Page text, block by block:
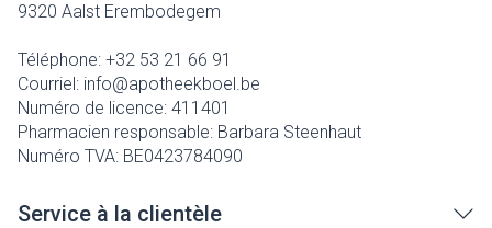
9320 Aalst Erembodegem
Téléphone: +32 53 21 66 91
Courriel: info@apotheekboel.be
Numéro de licence: 411401
Pharmacien responsable: Barbara Steenhaut
Numéro TVA: BE0423784090
Service à la clientèle